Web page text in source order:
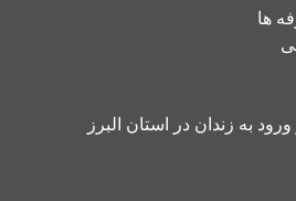
ها
به زندان در استان البرز